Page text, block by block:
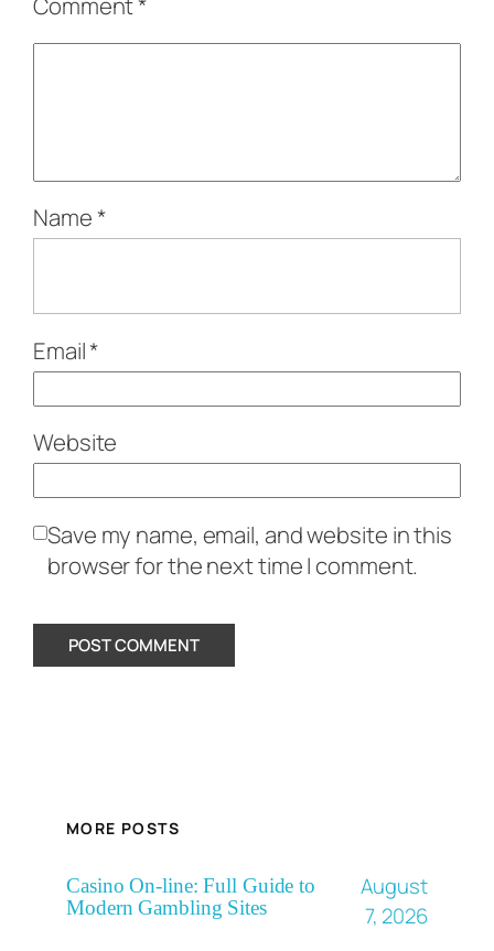
Name*
Email*
Website
Save my name, email, and website in this
browser for the next time I comment.
MORE POSTS
Casino On-line: Full Guide to
Modern Gambling Sites
August
7, 2026